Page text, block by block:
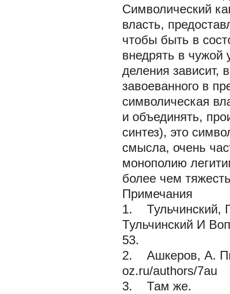
Символический
власть,
чтобы быть в
внедрять в чужой
деления зависит,
завоеванного в
символическая
и объединять,
синтез), это
смысла, очень
монополию
более чем
Примечания
1. Тульчинский,
Тульчинский И
53.
2. Ашкеров, А.
oz.ru/authors/7au
3. Там же.